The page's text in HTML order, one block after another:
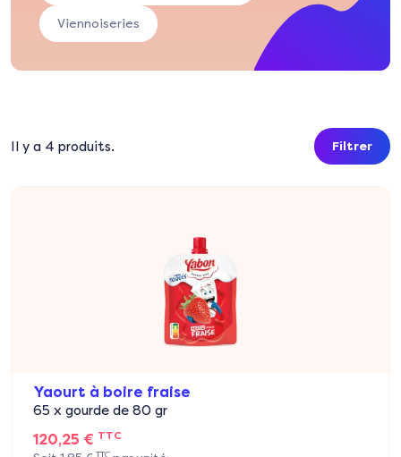
Viennoiseries
Il y a 4 produits. Filtrer
Yaourt à boire fraise
65 x gourde de 80 gr
120,25 € TTC
TTC